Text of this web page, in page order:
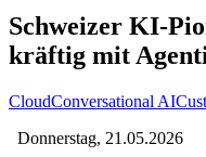
Schweizer KI-
kräftig mit
CloudConversational AI
Donnerstag, 21.05.2026